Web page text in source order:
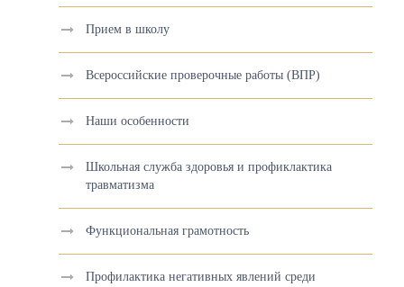
Прием в школу
Всероссийские проверочные работы (ВПР)
Наши особенности
Школьная служба здоровья и профиклактика
травматизма
Функциональная грамотность
Профилактика негативных явлений среди